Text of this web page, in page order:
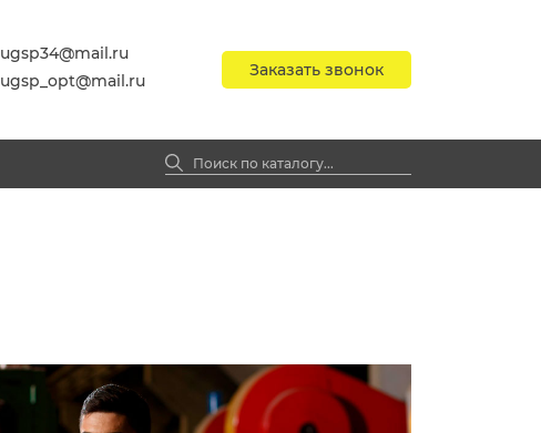
ugsp34@mail.ru
ugsp_opt@mail.ru
Заказать звонок